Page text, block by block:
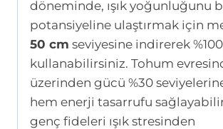
döneminde, ışık yoğunluğunu
potansiyeline ulaştırmak için
50 cm seviyesine indirerek
kullanabilirsiniz. Tohum
üzerinden gücü %30
hem enerji tasarrufu
genç fideleri ışık stresinden